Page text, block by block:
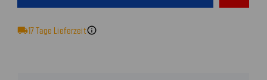
local_shipping17Tage Lieferzeitinfo